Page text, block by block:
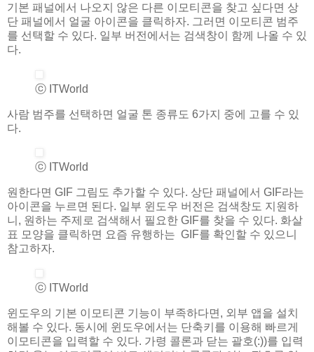
기본 패널에서 나오지 않은 다른 이모티콘을 찾고 싶다면 상
단 패널에서 얼굴 아이콘을 클릭하자. 그러면 이모티콘 범주
를 선택할 수 있다. 일부 버전에서는 검색창이 함께 나올 수 있
다.
ⓒ ITWorld
사람 범주를 선택하면 얼굴 톤 종류도 6가지 중에 고를 수 있
다.
ⓒ ITWorld
원한다면 GIF 그림도 추가할 수 있다. 상단 패널에서 GIF라는
아이콘을 누르면 된다. 일부 윈도우 버전은 검색창도 지원하
니, 원하는 주제로 검색해서 필요한 GIF를 찾을 수 있다. 화살
표 모양을 클릭하면 요즘 유행하는 GIF를 확인할 수 있으니
참고하자.
ⓒ ITWorld
윈도우의 기본 이모티콘 기능이 부족하다면, 외부 앱을 설치
해볼 수 있다. 동시에 윈도우에서는 단축키를 이용해 빠르게
이모티콘을 입력할 수 있다. 가령 콜론과 닫는 괄호(:))를 입력